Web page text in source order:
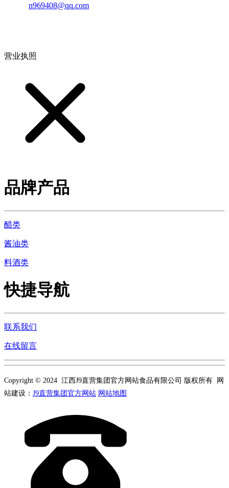
n969408@qq.com
营业执照
品牌产品
醋类
酱油类
料酒类
快捷导航
联系我们
在线留言
Copyright © 2024 江西J9直营集团官方网站食品有限公司 版权所有 网
站建设： J9直营集团官方网站 网站地图